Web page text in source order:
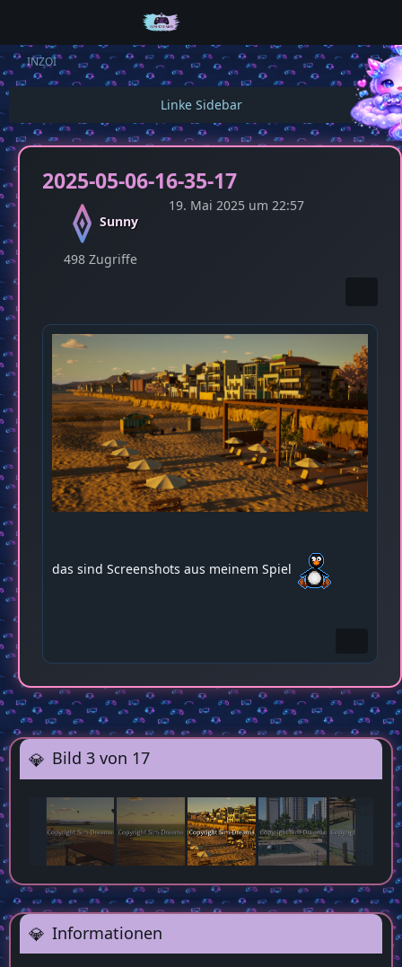
INZOI
2025-05-06-16-35-17
Sunny
19. Mai 2025 um 22:57
498 Zugriffe
das sind Screenshots aus meinem Spiel
Bild 3 von 17
Informationen